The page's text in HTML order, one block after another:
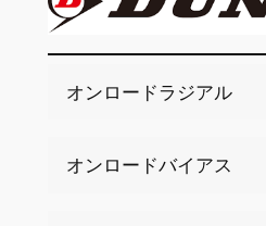
オンロードラジアル
オンロードバイアス